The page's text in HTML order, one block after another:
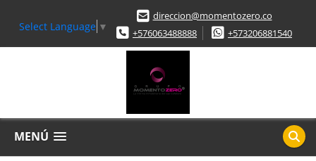
Select Language ▼
direccion@momentozero.co
+576063488888
+573206881540
MENÚ